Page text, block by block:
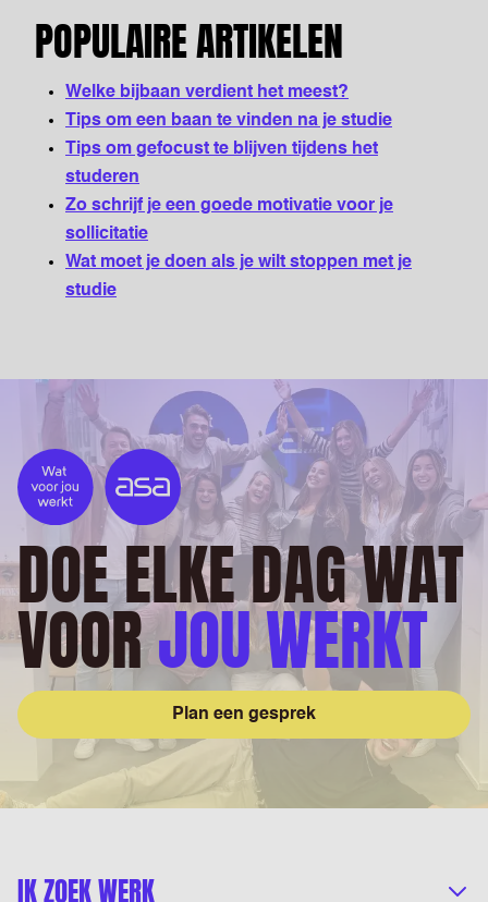
POPULAIRE ARTIKELEN
Welke bijbaan verdient het meest?
Tips om een baan te vinden na je studie
Tips om gefocust te blijven tijdens het
studeren
Zo schrijf je een goede motivatie voor je
sollicitatie
Wat moet je doen als je wilt stoppen met je
studie
DOE ELKE DAG WAT
VOORJOU WERKT
Plan een gesprek
IK ZOEK WERK